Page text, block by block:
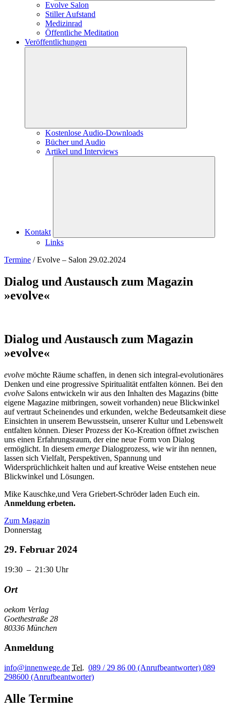
Evolve Salon
Stiller Aufstand
Medizinrad
Öffentliche Meditation
Veröffentlichungen
Kostenlose Audio-Downloads
Bücher und Audio
Artikel und Interviews
Kontakt
Links
Termine / Evolve – Salon 29.02.2024
Dialog und Austausch zum Magazin
»evolve«
Dialog und Austausch zum Magazin
»evolve«
evolve möchte Räume schaffen, in denen sich integral-evolutionäres
Denken und eine progressive Spiritualität entfalten können. Bei den
evolve Salons entwickeln wir aus den Inhalten des Magazins (bitte
eigene Magazine mitbringen, soweit vorhanden) neue Blickwinkel
auf vertraut Scheinendes und erkunden, welche Bedeutsamkeit diese
Einsichten in unserem Bewusstsein, unserer Kultur und Lebenswelt
entfalten können. Dieser Prozess der Ko-Kreation öffnet zwischen
uns einen Erfahrungsraum, der eine neue Form von Dialog
ermöglicht. In diesem emerge Dialogprozess, wie wir ihn nennen,
lassen sich Vielfalt, Perspektiven, Spannung und
Widersprüchlichkeit halten und auf kreative Weise entstehen neue
Blickwinkel und Lösungen.
Mike Kauschke,und Vera Griebert-Schröder laden Euch ein.
Anmeldung erbeten.
Zum Magazin
Donnerstag
29. Februar 2024
19:30 – 21:30 Uhr
Ort
oekom Verlag
Goethestraße 28
80336 München
Anmeldung
info@innenwege.de Tel. 089 / 29 86 00 (Anrufbeantworter) 089
298600 (Anrufbeantworter)
Alle Termine